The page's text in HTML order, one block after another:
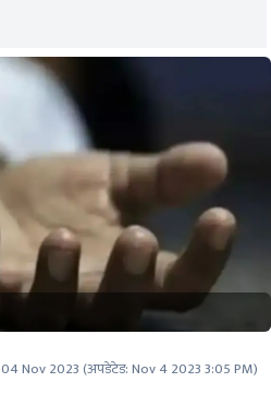
04 Nov 2023(अपडेटेड:Nov 4 2023 3:05 PM)